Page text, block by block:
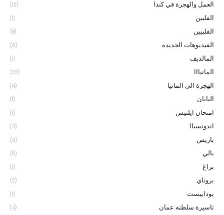
العمل والهجرة في كندا (12)
الفلبين (1)
الفلبيين (8)
الفيديوهات الجديده (6)
المالديف (1)
المانيااا (22)
الهجرة الى المانيا (4)
اليابان (1)
امتحان ايلتيس (1)
اندونسياا (4)
باريس (3)
بالي (9)
براغ (1)
بروناي (2)
بودابيست (1)
تاسيرة سلطنه عمان (4)